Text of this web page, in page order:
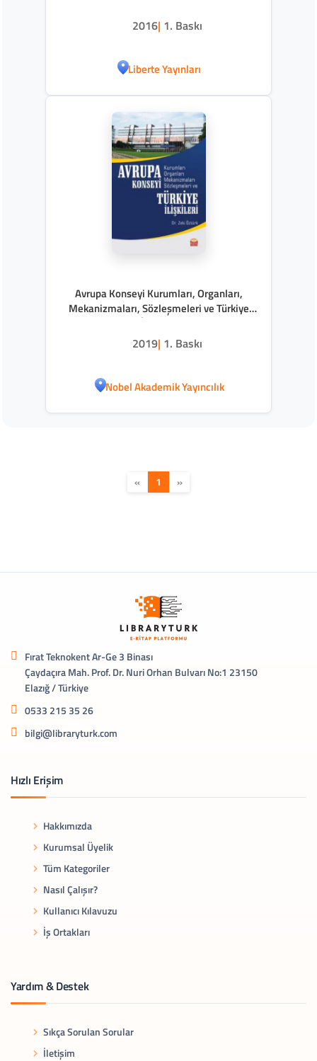
2016| 1. Baskı
Liberte Yayınları
Avrupa Konseyi Kurumları, Organları,
Mekanizmaları, Sözleşmeleri ve Türkiye
İlişkileri
2019| 1. Baskı
Nobel Akademik Yayıncılık
« 1 »
Fırat Teknokent Ar-Ge 3 Binası
Çaydaçıra Mah. Prof. Dr. Nuri Orhan Bulvarı No:1 23150
Elazığ / Türkiye
0533 215 35 26
bilgi@libraryturk.com
Hızlı Erişim
Hakkımızda
Kurumsal Üyelik
Tüm Kategoriler
Nasıl Çalışır?
Kullanıcı Kılavuzu
İş Ortakları
Yardım & Destek
Sıkça Sorulan Sorular
İletişim